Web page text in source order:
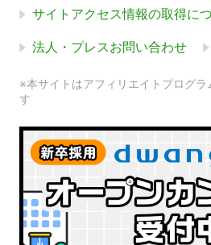
サイトアクセス情報の取得に
法人・プレスお問い合わせ
※本サイトはアフィリエイトプログラ
す